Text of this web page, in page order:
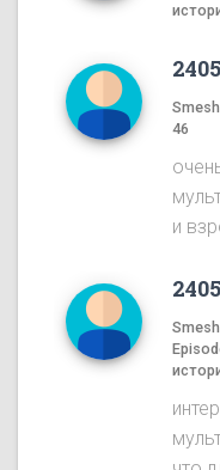
2405
46
и
2405